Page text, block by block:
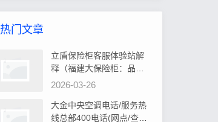
热门文章
立盾保险柜客服体验站解
释（福建大保险柜：品质
卓越，安全可靠首选）
2026-03-26
大金中央空调电话/服务热
线总部400电话(网点/查询)